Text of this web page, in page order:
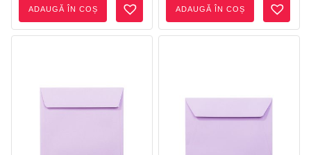
ADAUGĂ ÎN COȘ ADAUGĂ ÎN COȘ